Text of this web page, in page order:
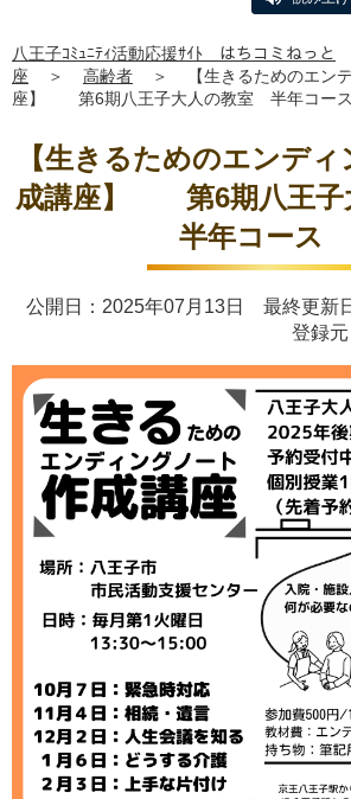
八王子ｺﾐｭﾆﾃｨ活動応援ｻｲﾄ はちコミねっと
座
＞ 高齢者 ＞
【生きるためのエン
座】 第6期八王子大人の教室 半年コー
【生きるためのエンデ
成講座】 第6期八王子
半年コース
公開日：2025年07月13日 最終更新
登録元